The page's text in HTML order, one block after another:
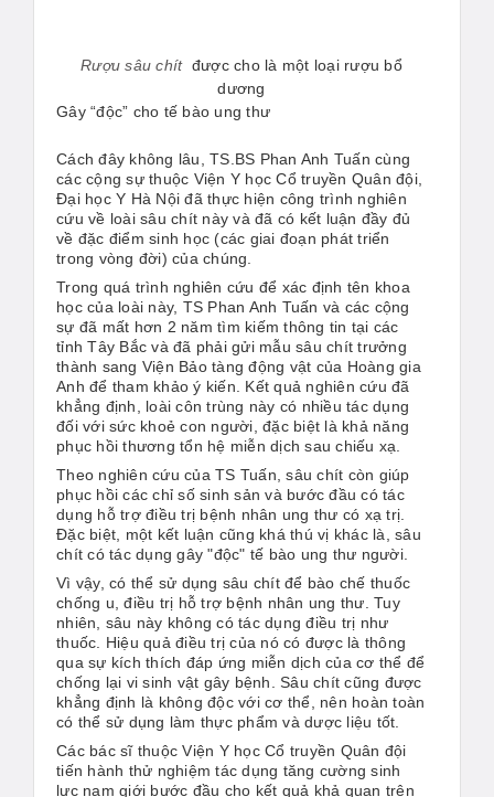
Rượu sâu chít được cho là một loại rượu bổ
dương
Gây “độc” cho tế bào ung thư
Cách đây không lâu, TS.BS Phan Anh Tuấn cùng
các cộng sự thuộc Viện Y học Cổ truyền Quân đội,
Đại học Y Hà Nội đã thực hiện công trình nghiên
cứu về loài sâu chít này và đã có kết luận đầy đủ
về đặc điểm sinh học (các giai đoạn phát triển
trong vòng đời) của chúng.
Trong quá trình nghiên cứu để xác định tên khoa
học của loài này, TS Phan Anh Tuấn và các cộng
sự đã mất hơn 2 năm tìm kiếm thông tin tại các
tỉnh Tây Bắc và đã phải gửi mẫu sâu chít trưởng
thành sang Viện Bảo tàng động vật của Hoàng gia
Anh để tham khảo ý kiến. Kết quả nghiên cứu đã
khẳng định, loài côn trùng này có nhiều tác dụng
đối với sức khoẻ con người, đặc biệt là khả năng
phục hồi thương tổn hệ miễn dịch sau chiếu xạ.
Theo nghiên cứu của TS Tuấn, sâu chít còn giúp
phục hồi các chỉ số sinh sản và bước đầu có tác
dụng hỗ trợ điều trị bệnh nhân ung thư có xạ trị.
Đặc biệt, một kết luận cũng khá thú vị khác là, sâu
chít có tác dụng gây "độc" tế bào ung thư người.
Vì vậy, có thể sử dụng sâu chít để bào chế thuốc
chống u, điều trị hỗ trợ bệnh nhân ung thư. Tuy
nhiên, sâu này không có tác dụng điều trị như
thuốc. Hiệu quả điều trị của nó có được là thông
qua sự kích thích đáp ứng miễn dịch của cơ thể để
chống lại vi sinh vật gây bệnh. Sâu chít cũng được
khẳng định là không độc với cơ thể, nên hoàn toàn
có thể sử dụng làm thực phẩm và dược liệu tốt.
Các bác sĩ thuộc Viện Y học Cổ truyền Quân đội
tiến hành thử nghiệm tác dụng tăng cường sinh
lực nam giới bước đầu cho kết quả khả quan trên